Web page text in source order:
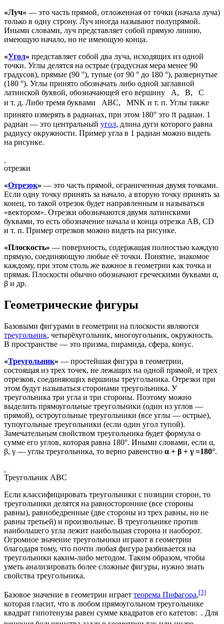
«Луч» — это часть прямой, отложенная от точки (начала луча)
только в одну строну. Луч иногда называют полупрямой.
Иными словами, луч представляет собой прямую линию,
имеющую начало, но не имеющую конца.
«Угол» представляет собой два луча, исходящих из одной
точки. Углы делятся на острые (градусная мера менее 90
градусов), прямые (90 °), тупые (от 90 ° до 180 °), развернутые
(180 °). Углы принято обозначать либо одной заглавной
латинской буквой, обозначающей его вершину
А, B,
C
и т. д. Либо тремя буквами
ABC,
MNK и т. п. Углы также
принято измерять в радианах, при этом 180° это π радиан. 1
радиан — это центральный угол, длина дуги которого равна
радиусу окружности. Пример угла в 1 радиан можно видеть
на рисунке.
отрезки
«Отрезок» — это часть прямой, ограниченная двумя точками.
Если одну точку принять за начало, а вторую точку принять за
конец, то такой отрезок будет направленным и называться
«вектором». Отрезки обозначаются двумя латинскими
буквами, то есть обозначение начала и конца отрезка AB, CD
и т. п. Пример отрезков можно видеть на рисунке.
«Плоскость» — поверхность, содержащая полностью каждую
прямую, соединяющую любые её точки. Понятие, знакомое
каждому, при этом столь же важное в геометрии как точка и
прямая. Плоскости обычно обозначают греческими буквами α,
β и др.
Геометрические фигуры
Базовыми фигурами в геометрии на плоскости являются
треугольник, четырёхугольник, многоугольник, окружность.
В пространстве — это призма, пирамида, сфера, конус.
«Треугольник» — простейшая фигура в геометрии,
состоящая из трех точек, не лежащих на одной прямой, и трех
отрезков, соединяющих вершины треугольника. Отрезки при
этом будут называться сторонами треугольника. У
треугольника три угла и три стороны. Поэтому можно
выделить прямоугольные треугольники (один из углов —
прямой), остроугольные треугольники (все углы — острые),
тупоугольные треугольники (если один угол тупой).
Замечательным свойством треугольника будет формула о
сумме его углов, которая равна 180°. Иными словами, если α,
β, γ — углы треугольника, то верно равенство α + β + γ =180°.
Треугольник ABC
Если классифицировать треугольники с позиции сторон, то
треугольники делятся на равносторонние (все стороны
равны), равнобедренные (две стороны из трех равны, но не
равны третьей) и произвольные. В треугольнике против
наибольшего угла лежит наибольшая сторона и наоборот.
Огромное значение треугольники играют в геометрии
благодаря тому, что почти любая фигура разбивается на
треугольники каким-либо методом. Таким образом, чтобы
уметь анализировать более сложные фигуры, нужно знать
свойства треугольника.
Базовое значение в геометрии играет теорема Пифагора,[3]
которая гласит, что в любом прямоугольном треугольнике
квадрат гипотенузы равен сумме квадратов его катетов: . Для